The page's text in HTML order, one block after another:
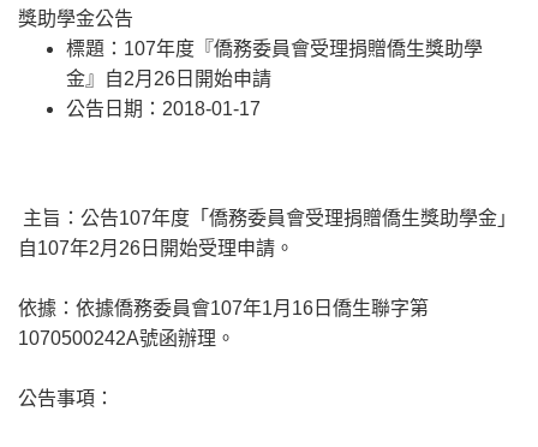
獎助學金公告
標題：107年度『僑務委員會受理捐贈僑生獎助學
金』自2月26日開始申請
公告日期：2018-01-17
主旨：公告107年度「僑務委員會受理捐贈僑生獎助學金」
自107年2月26日開始受理申請。
依據：依據僑務委員會107年1月16日僑生聯字第
1070500242A號函辦理。
公告事項：